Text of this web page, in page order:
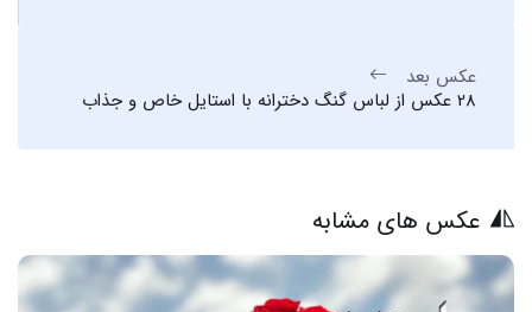
عکس بعد
28 عکس از لباس گنگ دخترانه با استایل خاص و جذاب
عکس های مشابه